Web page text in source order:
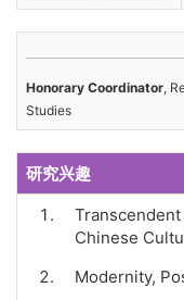
Honorary Coordinator,
Studies
研究兴趣
Chinese
Modernity,